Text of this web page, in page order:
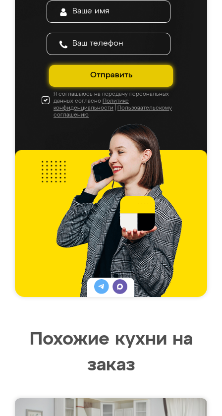
Отправить
Я соглашаюсь на передачу персональных
данных согласно Политике
конфиденциальности
Пользовательскому
соглашению
Похожие кухни на
заказ